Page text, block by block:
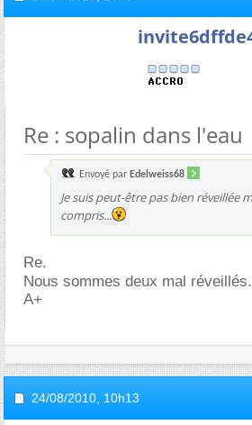
Re : sopalin dans l'eau
Envoyé par Edelweiss68
Je suis peut-être pas bien réveillée
compris...
Re.
Nous sommes deux mal réveillés.
A+
24/08/2010, 10h13